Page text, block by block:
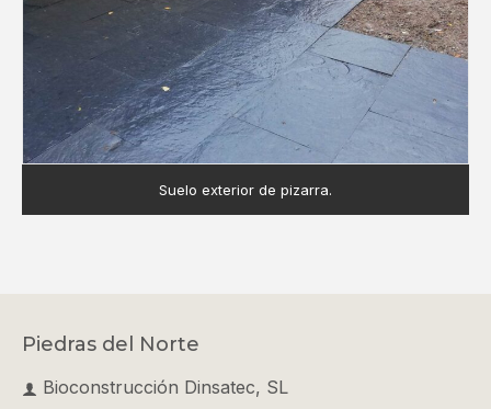
Suelo exterior de pizarra.
Piedras del Norte
Bioconstrucción Dinsatec, SL